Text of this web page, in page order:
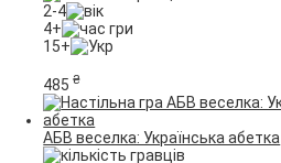
2-4
4+
15+
485₴
АБВ веселка: Українська абетка